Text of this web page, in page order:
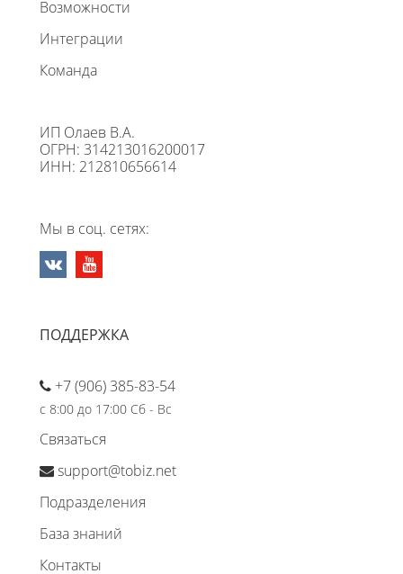
Возможности
Интеграции
Команда
ИП Олаев В.А.
ОГРН: 314213016200017
ИНН: 212810656614
Мы в соц. сетях:
ПОДДЕРЖКА
+7 (906) 385-83-54
с 8:00 до 17:00 Сб - Вс
Связаться
support@tobiz.net
Подразделения
База знаний
Контакты